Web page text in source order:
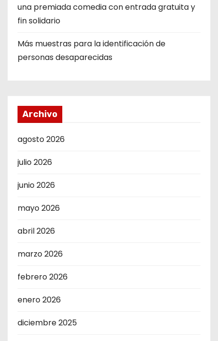
una premiada comedia con entrada gratuita y
fin solidario
Más muestras para la identificación de
personas desaparecidas
Archivo
agosto 2026
julio 2026
junio 2026
mayo 2026
abril 2026
marzo 2026
febrero 2026
enero 2026
diciembre 2025